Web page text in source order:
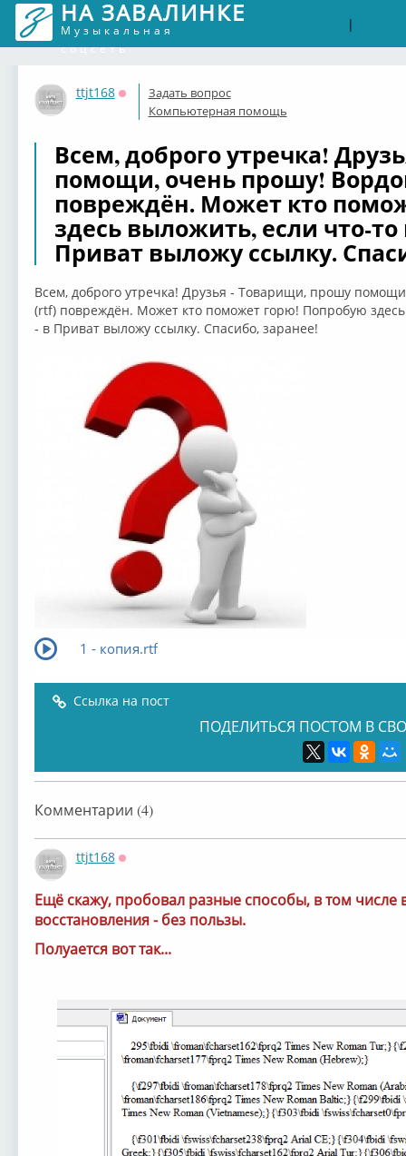
НА ЗАВАЛИНКЕ
Музыкальная
соцсеть
|
ttjt168
Оффлайн
Задать вопрос
Компьютерная помощь
Всем, доброго утречка!
помощи, очень прошу!
повреждён. Может кто
здесь выложить, если что-то
Приват выложу ссылку.
Всем, доброго утречка! Друзья - Товарищи, прошу
(rtf) повреждён. Может кто поможет горю! Попробую
- в Приват выложу ссылку. Спасибо, заранее!
1 - копия.rtf
Ссылка на пост
ПОДЕЛИТЬСЯ ПОСТОМ В
Комментарии (4)
ttjt168
Ещё скажу, пробовал разные способы, в том числе
восстановления - без пользы.
Полуается вот так...